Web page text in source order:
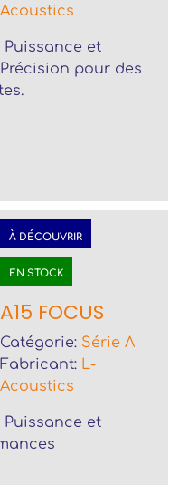
Acoustics
Puissance et
Précision pour des
À DÉCOUVRIR
EN STOCK
A15 FOCUS
Catégorie: Série A
Fabricant: L-
Acoustics
Puissance et